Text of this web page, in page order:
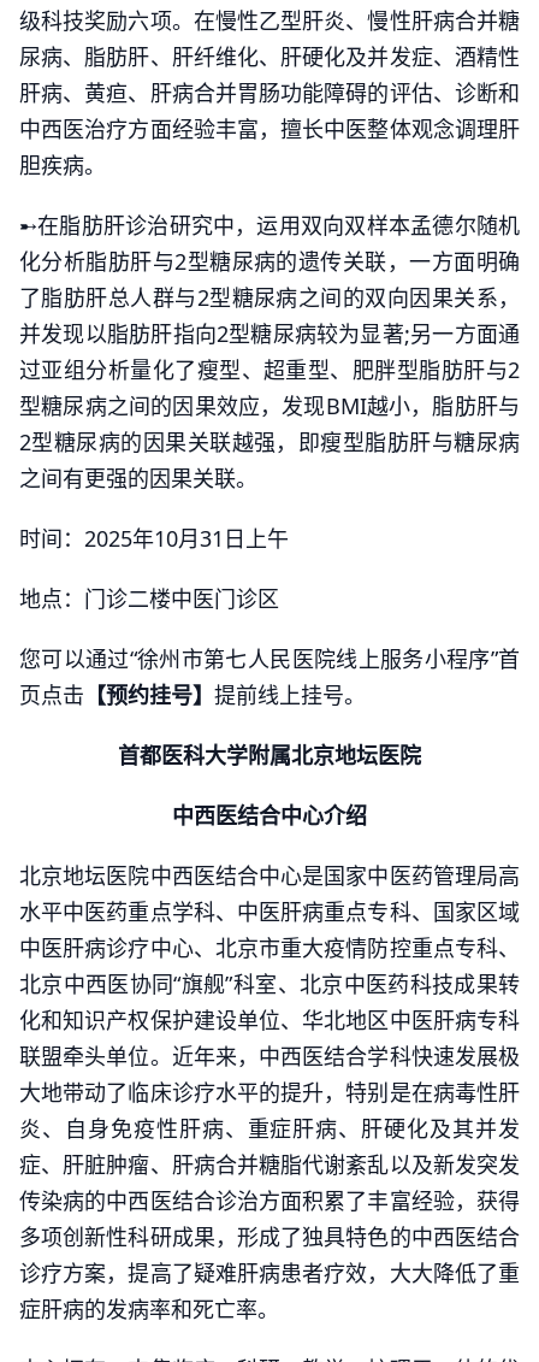
级科技奖励六项。在慢性乙型肝炎、慢性肝病合并糖
尿病、脂肪肝、肝纤维化、肝硬化及并发症、酒精性
肝病、黄疸、肝病合并胃肠功能障碍的评估、诊断和
中西医治疗方面经验丰富，擅长中医整体观念调理肝
胆疾病。
➸在脂肪肝诊治研究中，运用双向双样本孟德尔随机
化分析脂肪肝与2型糖尿病的遗传关联，一方面明确
了脂肪肝总人群与2型糖尿病之间的双向因果关系，
并发现以脂肪肝指向2型糖尿病较为显著;另一方面通
过亚组分析量化了瘦型、超重型、肥胖型脂肪肝与2
型糖尿病之间的因果效应，发现BMI越小，脂肪肝与
2型糖尿病的因果关联越强，即瘦型脂肪肝与糖尿病
之间有更强的因果关联。
时间：2025年10月31日上午
地点：门诊二楼中医门诊区
您可以通过“徐州市第七人民医院线上服务小程序”首
页点击 【预约挂号】 提前线上挂号。
首都医科大学附属北京地坛医院
中西医结合中心介绍
北京地坛医院中西医结合中心是国家中医药管理局高
水平中医药重点学科、中医肝病重点专科、国家区域
中医肝病诊疗中心、北京市重大疫情防控重点专科、
北京中西医协同“旗舰”科室、北京中医药科技成果转
化和知识产权保护建设单位、华北地区中医肝病专科
联盟牵头单位。近年来，中西医结合学科快速发展极
大地带动了临床诊疗水平的提升，特别是在病毒性肝
炎、自身免疫性肝病、重症肝病、肝硬化及其并发
症、肝脏肿瘤、肝病合并糖脂代谢紊乱以及新发突发
传染病的中西医结合诊治方面积累了丰富经验，获得
多项创新性科研成果，形成了独具特色的中西医结合
诊疗方案，提高了疑难肝病患者疗效，大大降低了重
症肝病的发病率和死亡率。